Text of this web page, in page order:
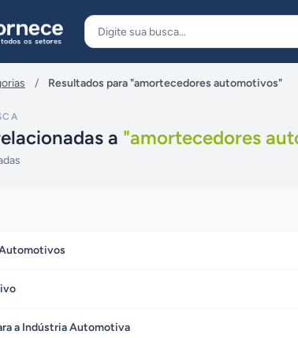
/ Resultados para "amortecedores automotivos"
a "amortecedores
a Indústria Automotiva